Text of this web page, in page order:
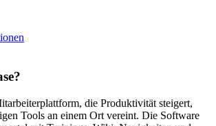
die Produktivität steigert,
Tools an einem Ort vereint. Die Software